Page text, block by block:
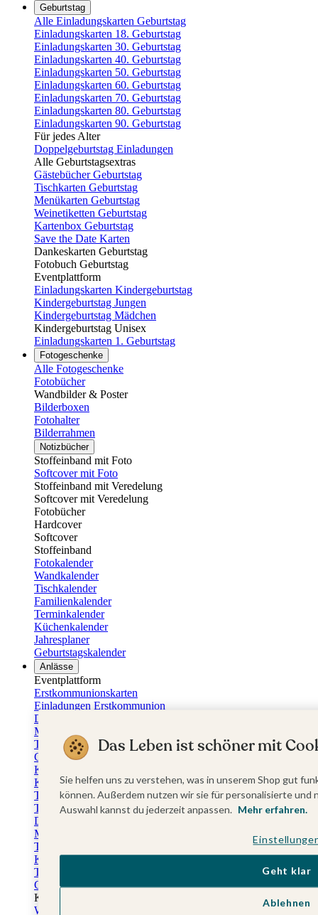
Geburtstag
Alle Einladungskarten Geburtstag
Einladungskarten 18. Geburtstag
Einladungskarten 30. Geburtstag
Einladungskarten 40. Geburtstag
Einladungskarten 50. Geburtstag
Einladungskarten 60. Geburtstag
Einladungskarten 70. Geburtstag
Einladungskarten 80. Geburtstag
Einladungskarten 90. Geburtstag
Für jedes Alter
Doppelgeburtstag Einladungen
Alle Geburtstagsextras
Gästebücher Geburtstag
Tischkarten Geburtstag
Menükarten Geburtstag
Weinetiketten Geburtstag
Kartenbox Geburtstag
Save the Date Karten
Dankeskarten Geburtstag
Fotobuch Geburtstag
Eventplattform
Einladungskarten Kindergeburtstag
Kindergeburtstag Jungen
Kindergeburtstag Mädchen
Kindergeburtstag Unisex
Einladungskarten 1. Geburtstag
Fotogeschenke
Alle Fotogeschenke
Fotobücher
Wandbilder & Poster
Bilderboxen
Fotohalter
Bilderrahmen
Notizbücher
Stoffeinband mit Foto
Softcover mit Foto
Stoffeinband mit Veredelung
Softcover mit Veredelung
Fotobücher
Hardcover
Softcover
Stoffeinband
Fotokalender
Wandkalender
Tischkalender
Familienkalender
Terminkalender
Küchenkalender
Jahresplaner
Geburtstagskalender
Anlässe
Eventplattform
Erstkommunionskarten
Einladungen Erstkommunion
Danksagung Erstkommunion
Menükarten Erstkommunion
Tischkarten Erstkommunion
Gästebuch Erstkommunion
Kerzen Erstkommunion
Kartenbox Erstkommunion
Taufkarten
Taufeinladungen
Dankeskarten Taufe
Menükarten Taufe
Tischkarten Taufe
Kirchenheft Taufe
Taufkerzen
Gästebuch Taufe
Kartenbox Taufe
Willkommensschilder Taufe
Das Leben ist schöner mit
Sie helfen uns zu verstehen, was in unserem Shop gut
können. Außerdem nutzen wir sie für personalisierte
Auswahl kannst du jederzeit anpassen. Mehr erfahren.
Ablehnen
Geht klar